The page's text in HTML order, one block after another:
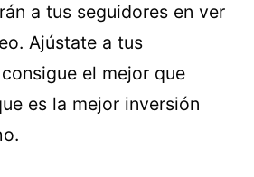
a tus seguidores en ver
Ajústate a tus
el mejor que
es la mejor inversión